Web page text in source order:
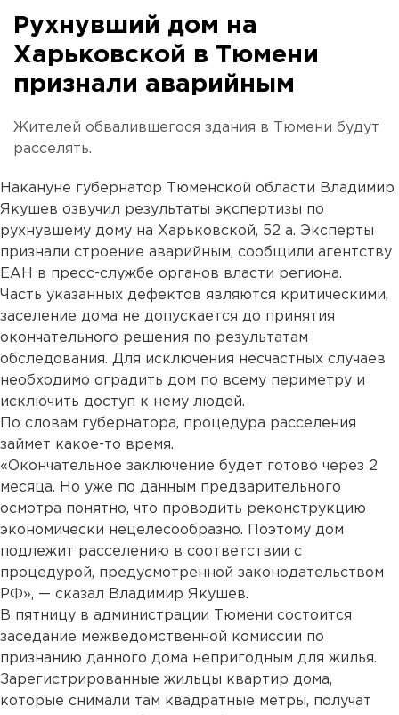
Рухнувший дом на
Харьковской в Тюмени
признали аварийным
Жителей обвалившегося здания в Тюмени будут
расселять.
Накануне губернатор Тюменской области Владимир
Якушев озвучил результаты экспертизы по
рухнувшему дому на Харьковской, 52 а. Эксперты
признали строение аварийным, сообщили агентству
ЕАН в пресс-службе органов власти региона.
Часть указанных дефектов являются критическими,
заселение дома не допускается до принятия
окончательного решения по результатам
обследования. Для исключения несчастных случаев
необходимо оградить дом по всему периметру и
исключить доступ к нему людей.
По словам губернатора, процедура расселения
займет какое-то время.
«Окончательное заключение будет готово через 2
месяца. Но уже по данным предварительного
осмотра понятно, что проводить реконструкцию
экономически нецелесообразно. Поэтому дом
подлежит расселению в соответствии с
процедурой, предусмотренной законодательством
РФ», — сказал Владимир Якушев.
В пятницу в администрации Тюмени состоится
заседание межведомственной комиссии по
признанию данного дома непригодным для жилья.
Зарегистрированные жильцы квартир дома,
которые снимали там квадратные метры, получат